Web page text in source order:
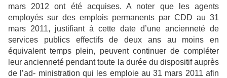
mars 2012 ont été acquises. A noter que les agents
employés sur des emplois permanents par CDD au 31
mars 2011, justifiant à cette date d’une ancienneté de
services publics effectifs de deux ans au moins en
équivalent temps plein, peuvent continuer de compléter
leur ancienneté pendant toute la durée du dispositif auprès
de l’ad- ministration qui les emploie au 31 mars 2011 afin